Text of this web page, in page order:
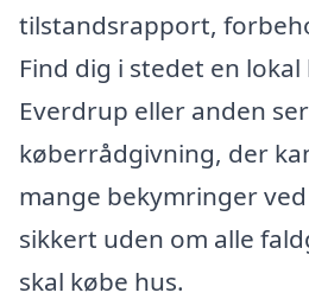
tilstandsrapport,
Find dig i stedet en
Everdrup eller anden
køberrådgivning, der
mange bekymringer
sikkert uden om alle
skal købe hus.